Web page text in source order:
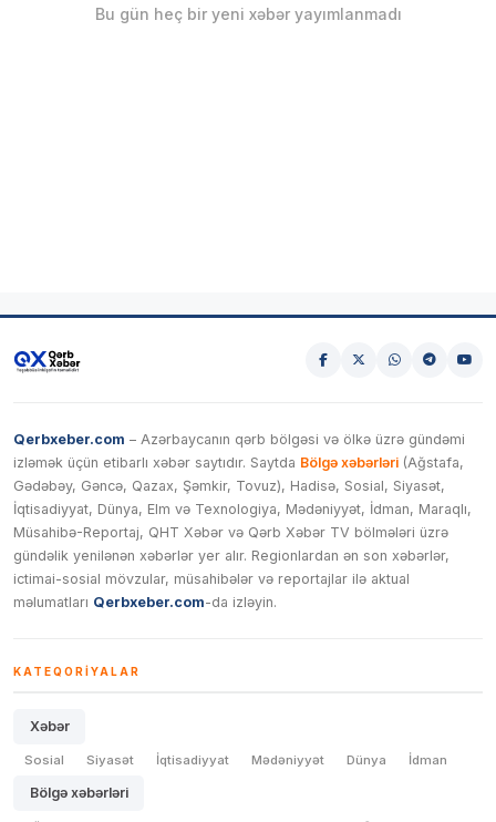
Bu gün heç bir yeni xəbər yayımlanmadı
Qerbxeber.com – Azərbaycanın qərb bölgəsi və ölkə üzrə gündəmi
izləmək üçün etibarlı xəbər saytıdır. Saytda Bölgə xəbərləri (Ağstafa,
Gədəbəy, Gəncə, Qazax, Şəmkir, Tovuz), Hadisə, Sosial, Siyasət,
İqtisadiyyat, Dünya, Elm və Texnologiya, Mədəniyyət, İdman, Maraqlı,
Müsahibə-Reportaj, QHT Xəbər və Qərb Xəbər TV bölmələri üzrə
gündəlik yenilənən xəbərlər yer alır. Regionlardan ən son xəbərlər,
ictimai-sosial mövzular, müsahibələr və reportajlar ilə aktual
məlumatları Qerbxeber.com-da izləyin.
KATEQORIYALAR
Xəbər
Sosial Siyasət İqtisadiyyat Mədəniyyət Dünya İdman
Bölgə xəbərləri